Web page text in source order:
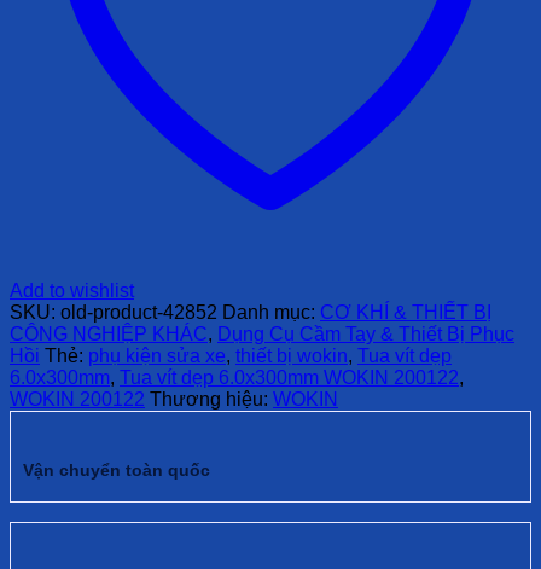
Add to wishlist
SKU: old-product-42852 Danh mục: CƠ KHÍ & THIẾT BỊ
CÔNG NGHIỆP KHÁC, Dụng Cụ Cầm Tay & Thiết Bị Phục
Hồi Thẻ: phụ kiện sửa xe, thiết bị wokin, Tua vít dẹp
6.0x300mm, Tua vít dẹp 6.0x300mm WOKIN 200122,
WOKIN 200122 Thương hiệu: WOKIN
Vận chuyển toàn quốc